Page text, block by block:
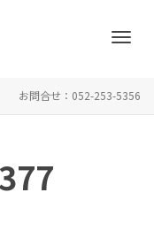
お問合せ：052-253-5356